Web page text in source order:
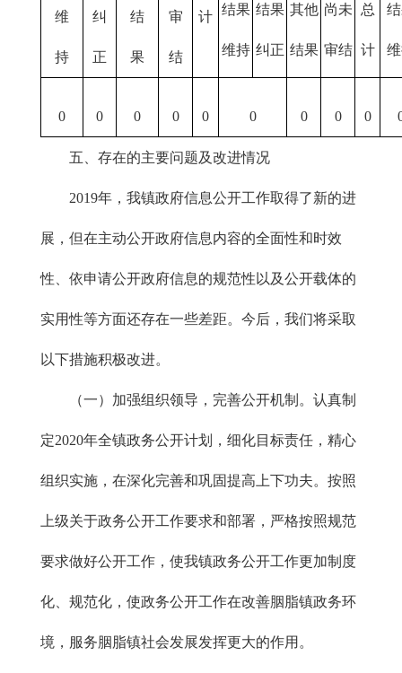
维
持
纠
正
结
果
审
结
计 结果
维持
结果
纠正
其他
结果
尚未
审结
总
计
0 0 0 0 0 0 0 0 0
五、存在的主要问题及改进情况
2019年，我镇政府信息公开工作取得了新的进
展，但在主动公开政府信息内容的全面性和时效
性、依申请公开政府信息的规范性以及公开载体的
实用性等方面还存在一些差距。今后，我们将采取
以下措施积极改进。
（一）加强组织领导，完善公开机制。认真制
定2020年全镇政务公开计划，细化目标责任，精心
组织实施，在深化完善和巩固提高上下功夫。按照
上级关于政务公开工作要求和部署，严格按照规范
要求做好公开工作，使我镇政务公开工作更加制度
化、规范化，使政务公开工作在改善胭脂镇政务环
境，服务胭脂镇社会发展发挥更大的作用。